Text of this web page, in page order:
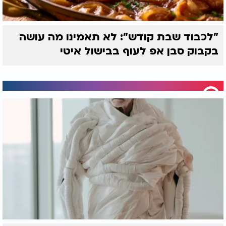
"לכבוד שבת קודש": לא תאמינו מה עושה
בקבוק סבן אפ לעוף בבישול איטי